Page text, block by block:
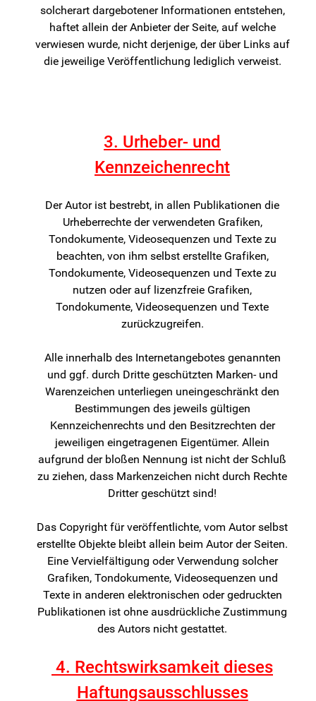
solcherart dargebotener Informationen entstehen,
haftet allein der Anbieter der Seite, auf welche
verwiesen wurde, nicht derjenige, der über Links auf
die jeweilige Veröffentlichung lediglich verweist.
3. Urheber- und
Kennzeichenrecht
Der Autor ist bestrebt, in allen Publikationen die
Urheberrechte der verwendeten Grafiken,
Tondokumente, Videosequenzen und Texte zu
beachten, von ihm selbst erstellte Grafiken,
Tondokumente, Videosequenzen und Texte zu
nutzen oder auf lizenzfreie Grafiken,
Tondokumente, Videosequenzen und Texte
zurückzugreifen.
Alle innerhalb des Internetangebotes genannten
und ggf. durch Dritte geschützten Marken- und
Warenzeichen unterliegen uneingeschränkt den
Bestimmungen des jeweils gültigen
Kennzeichenrechts und den Besitzrechten der
jeweiligen eingetragenen Eigentümer. Allein
aufgrund der bloßen Nennung ist nicht der Schluß
zu ziehen, dass Markenzeichen nicht durch Rechte
Dritter geschützt sind!
Das Copyright für veröffentlichte, vom Autor selbst
erstellte Objekte bleibt allein beim Autor der Seiten.
Eine Vervielfältigung oder Verwendung solcher
Grafiken, Tondokumente, Videosequenzen und
Texte in anderen elektronischen oder gedruckten
Publikationen ist ohne ausdrückliche Zustimmung
des Autors nicht gestattet.
4. Rechtswirksamkeit dieses
Haftungsausschlusses